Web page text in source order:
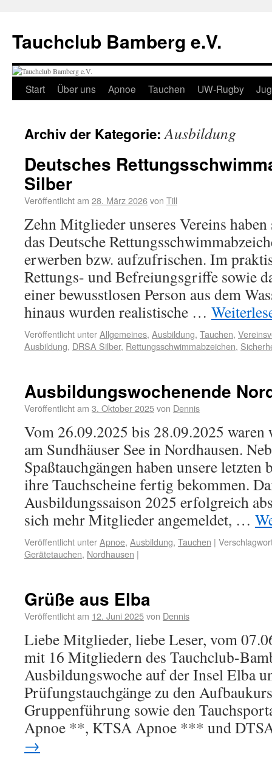
Tauchclub Bamberg e.V.
Start Über uns Apnoe Tauchen UW-Rugby
Archiv der Kategorie:Ausbildung
Deutsches
Silber
Veröffentlicht am 28. März 2026von Till
Zehn Mitglieder unseres Vereins haben
das Deutsche
erwerben bzw. aufzufrischen. Im
Rettungs- und Befreiungsgriffe sowie
einer bewusstlosen Person aus dem
hinaus wurden realistische …
Veröffentlicht unterAllgemeines, Ausbildung, Tauchen,
Ausbildung, DRSA Silber, Rettungsschwimmabzeichen,
Ausbildungswochenende
Veröffentlicht am 3. Oktober 2025von Dennis
Vom 26.09.2025 bis 28.09.2025
am Sundhäuser See in Nordhausen.
Spaßtauchgängen haben unsere letzten
ihre Tauchscheine fertig bekommen.
Ausbildungssaison 2025 erfolgreich
sich mehr Mitglieder angemeldet, …
Veröffentlicht unterApnoe, Ausbildung, Tauchen |
Gerätetauchen, Nordhausen |
Grüße aus Elba
Veröffentlicht am 12. Juni 2025von Dennis
Liebe Mitglieder, liebe Leser, vom
mit 16 Mitgliedern des Tauchclub-
Ausbildungswoche auf der Insel Elba
Prüfungstauchgänge zu den
Gruppenführung sowie den
Apnoe **, KTSA Apnoe *** und
→